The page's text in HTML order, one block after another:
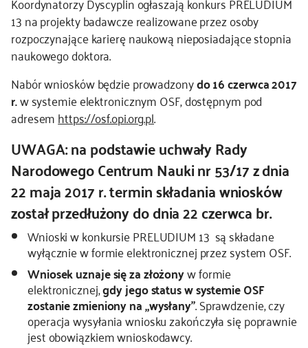
współpraca międzynarodowa
nagroda NCN
kontakt
13 na projekty badawcze realizowane przez osoby
rozpoczynające karierę naukową nieposiadające stopnia
naukowego doktora.
Nabór wniosków będzie prowadzonydo 16 czerwca 2017
r.w systemie elektronicznym OSF, dostępnym pod
adresemhttps://osf.opi.org.pl.
UWAGA: na podstawie uchwały Rady
Narodowego Centrum Nauki nr 53/17 z dnia
22 maja 2017 r. termin składania wniosków
został przedłużony do dnia 22 czerwca br.
Wnioski w konkursie PRELUDIUM 13 są składane
wyłącznie w formie elektronicznej przez system OSF.
Wniosek uznaje się za złożonyw formie
elektronicznej,gdy jego status w systemie OSF
zostanie zmieniony na „wysłany”. Sprawdzenie, czy
operacja wysyłania wniosku zakończyła się poprawnie
jest obowiązkiem wnioskodawcy.